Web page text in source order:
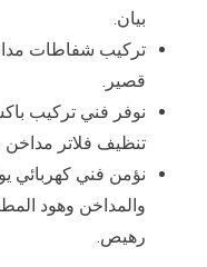
بيان.
تركيب شفاطات
قصير.
نوفر فني تركيب
تنظيف فلاتر
نؤمن فني كهربائي
والمداخن وهود
رهيص.